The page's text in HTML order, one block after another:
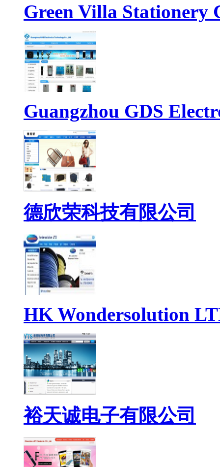
Green Villa Stationery
Guangzhou GDS
德欣荣科技有限公司
HK Wondersolution
裕天诚电子有限公司